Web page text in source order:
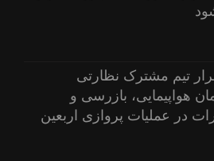
تیم مشترک نظارتی
هواپیمایی، بازرسی و
در عملیات پروازی اربعین